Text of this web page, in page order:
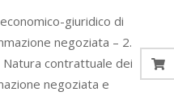
giuridico di
negoziata – 2.
Natura contrattuale dei
negoziata e